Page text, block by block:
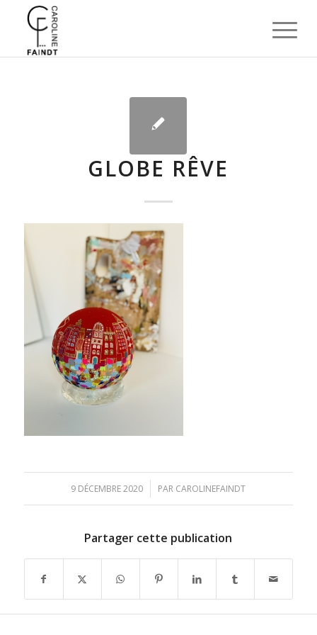
GLOBE RÊVE
9 DÉCEMBRE 2020
/ PAR CAROLINEFAINDT
Partager cette publication